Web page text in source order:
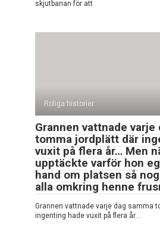
skjutbanan för att
Roliga historier
Grannen vattnade varje
tomma jordplätt där
vuxit på flera år… Men
upptäckte varför hon
hand om platsen så
alla omkring henne
Grannen vattnade varje dag samma
ingenting hade vuxit på flera år…